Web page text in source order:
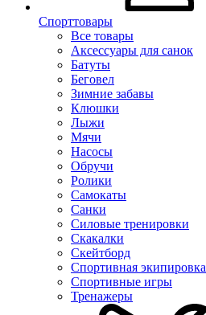
Спорттовары
Все товары
Аксессуары для санок
Батуты
Беговел
Зимние забавы
Клюшки
Лыжи
Мячи
Насосы
Обручи
Ролики
Самокаты
Санки
Силовые тренировки
Скакалки
Скейтборд
Спортивная экипировка
Спортивные игры
Тренажеры